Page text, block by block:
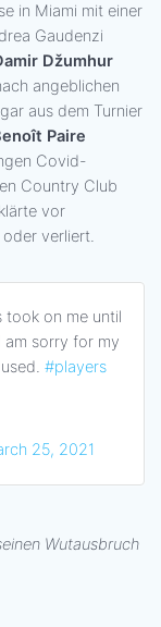
in Miami mit einer
Gaudenzi
Džumhur
angeblichen
aus dem Turnier
Paire
Covid-
Country Club
vor
verliert.
took on me until
sorry for my
#players
25, 2021
Wutausbruch